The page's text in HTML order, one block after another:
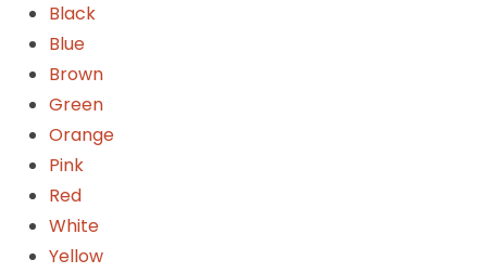
Black
Blue
Brown
Green
Orange
Pink
Red
White
Yellow